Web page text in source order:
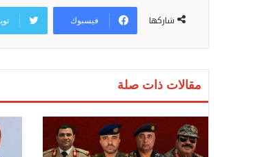
شاركها فيسبوك
مقالات ذات صلة